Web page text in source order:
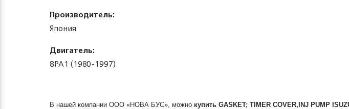
Производитель:
Япония
Двигатель:
8PA1 (1980-1997)
В нашей компании ООО «НОВА БУС», можно купить GASKET; TIMER COVER,INJ PUMP